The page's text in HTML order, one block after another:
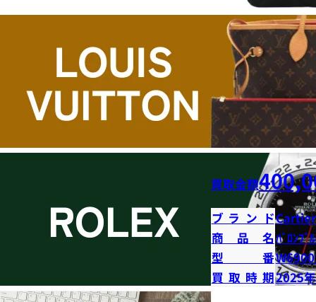
買取金額
ブランドCartier
商品名ﾊﾞﾛﾝﾌﾞ
型番
買取時期2025